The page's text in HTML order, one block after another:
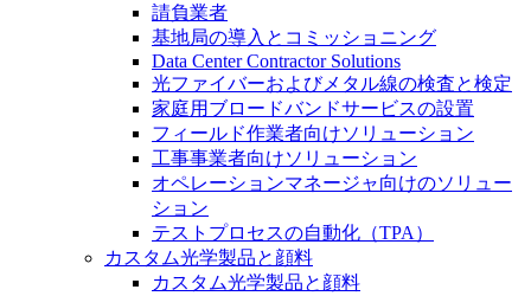
請負業者
基地局の導入とコミッショニング
Data Center Contractor Solutions
光ファイバーおよびメタル線の検査と検定
家庭用ブロードバンドサービスの設置
フィールド作業者向けソリューション
工事事業者向けソリューション
オペレーションマネージャ向けのソリュー
ション
テストプロセスの自動化（TPA）
カスタム光学製品と顔料
カスタム光学製品と顔料